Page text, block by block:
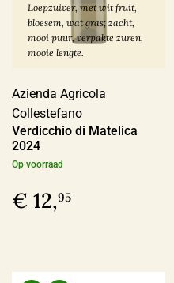
Loepzuiver, met wit fruit,
bloesem, wat gras; zacht,
mooi puur, verpakte zuren,
mooie lengte.
Azienda Agricola
Collestefano
Verdicchio di Matelica
2024
Op voorraad
€ 12,95